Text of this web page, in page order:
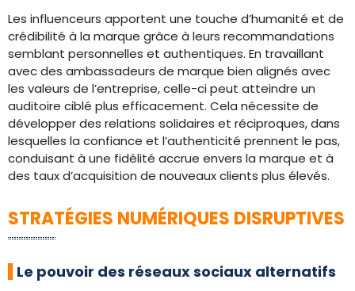
Les influenceurs apportent une touche d’humanité et de
crédibilité à la marque grâce à leurs recommandations
semblant personnelles et authentiques. En travaillant
avec des ambassadeurs de marque bien alignés avec
les valeurs de l’entreprise, celle-ci peut atteindre un
auditoire ciblé plus efficacement. Cela nécessite de
développer des relations solidaires et réciproques, dans
lesquelles la confiance et l’authenticité prennent le pas,
conduisant à une fidélité accrue envers la marque et à
des taux d’acquisition de nouveaux clients plus élevés.
STRATÉGIES NUMÉRIQUES DISRUPTIVES
Le pouvoir des réseaux sociaux alternatifs